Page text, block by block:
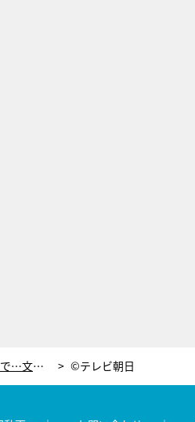
オードリー若林、元ヤン俳優の大失態で…文字通り「開いた口がふさがらない」状態に！ ©テレビ朝日